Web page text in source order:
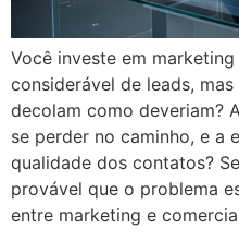
Você investe em
considerável de leads,
decolam como deveriam?
se perder no caminho, e a
qualidade dos contatos?
provável que o problema
entre marketing e